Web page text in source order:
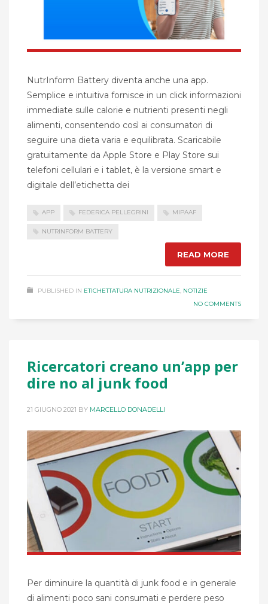
NutrInform Battery diventa anche una app.
Semplice e intuitiva fornisce in un click informazioni
immediate sulle calorie e nutrienti presenti negli
alimenti, consentendo così ai consumatori di
seguire una dieta varia e equilibrata. Scaricabile
gratuitamente da Apple Store e Play Store sui
telefoni cellulari e i tablet, è la versione smart e
digitale dell’etichetta dei
APP FEDERICA PELLEGRINI MIPAAF
NUTRINFORM BATTERY
READ MORE
PUBLISHED IN ETICHETTATURA NUTRIZIONALE, NOTIZIE
NO COMMENTS
Ricercatori creano un’app per
dire no al junk food
21 GIUGNO 2021 BY MARCELLO DONADELLI
Per diminuire la quantità di junk food e in generale
di alimenti poco sani consumati e perdere peso